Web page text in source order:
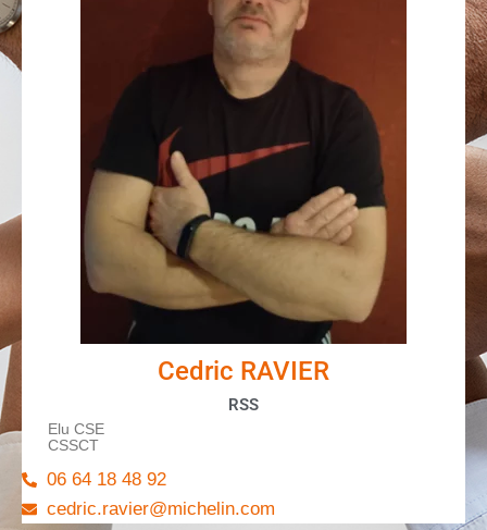
Cedric RAVIER
RSS
Elu CSE
CSSCT
06 64 18 48 92
cedric.ravier@michelin.com